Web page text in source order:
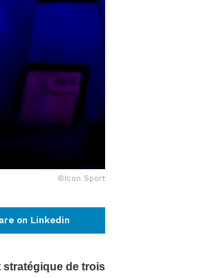
©Icon Sport
on Linkedin
stratégique de trois